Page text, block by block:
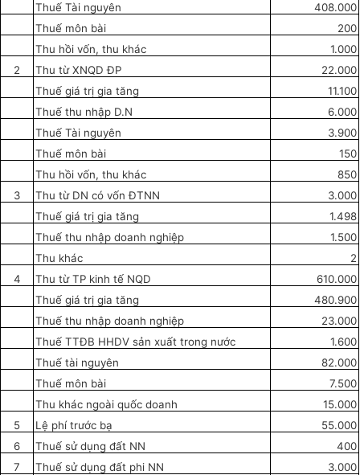
Thuế Tài nguyên
408.000
Thuế môn bài
200
Thu hồi vốn, thu khác
1.000
2
Thu từ XNQD ĐP
22.000
Thuế giá trị gia tăng
11.100
Thuế thu nhập D.N
6.000
Thuế Tài nguyên
3.900
Thuế môn bài
150
Thu hồi vốn, thu khác
850
3
Thu từ DN có vốn ĐTNN
3.000
Thuế giá trị gia tăng
1.498
Thuế thu nhập doanh nghiệp
1.500
Thu khác
2
4
Thu từ TP kinh tế NQD
610.000
Thuế giá trị gia tăng
480.900
Thuế thu nhập doanh nghiệp
23.000
Thuế TTĐB HHDV sản xuất trong nước
1.600
Thuế tài nguyên
82.000
Thuế môn bài
7.500
Thu khác ngoài quốc doanh
15.000
5
Lệ phí trước bạ
55.000
6
Thuế sử dụng đất NN
400
7
Thuế sử dụng đất phi NN
3.000